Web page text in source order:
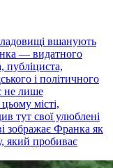
вшанують
— видатного
публіциста,
і політичного
не лише
місті,
тут свої улюблені
зображає Франка як
який пробиває